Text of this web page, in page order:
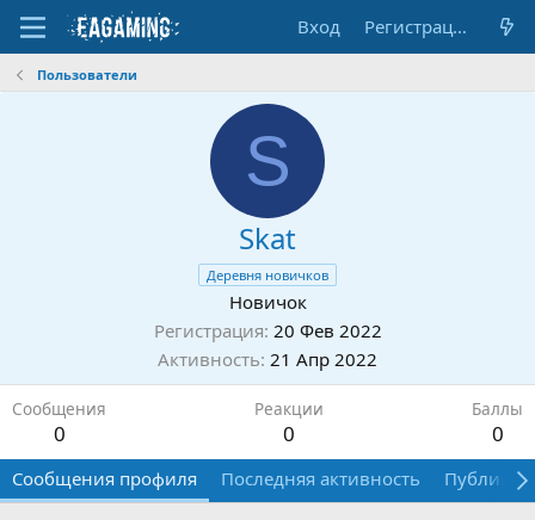
Вход Регистрация
Пользователи
S
Skat
Деревня новичков
Новичок
Регистрация 20 Фев 2022
Активность 21 Апр 2022
Сообщения
0
Реакции
0
Баллы
0
Сообщения профиля Последняя активность